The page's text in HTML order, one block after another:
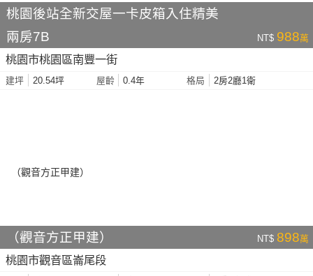
桃園後站全新交屋一卡皮箱入住精美
兩房7B
NT$ 988萬
桃園市桃園區南豐一街
建坪 20.54坪 屋齡 0.4年 格局 2房2廳1衛
（觀音方正甲建） NT$ 898萬
桃園市觀音區崙尾段